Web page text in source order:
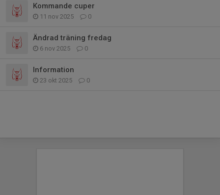
Kommande cuper
11 nov 2025 0
Ändrad träning fredag
6 nov 2025 0
Information
23 okt 2025 0